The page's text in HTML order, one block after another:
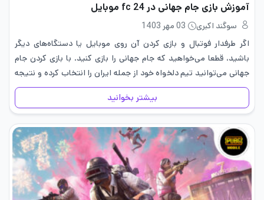
آموزش بازی جام جهانی در fc 24 موبایل
سوگند اکبری
03 مهر 1403
اگر طرفدار فوتبال و بازی کردن آن روی موبایل یا دستگاه‌های دیگر
باشید،‌ قطعا می‌خواهید که جام جهانی را بازی کنید. با بازی کردن جام
جهانی می‌توانید تیم دلخواه خود از جمله ایران را انتخاب کرده و نتیجه
مورد علاقه…
بیشتر بخوانید